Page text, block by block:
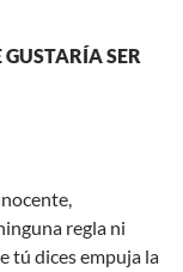
SER
regla ni
tú dices empuja la